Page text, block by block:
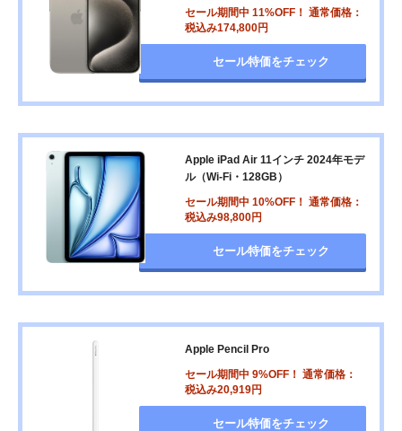
セール期間中 11%OFF！ 通常価格：
税込み174,800円
セール特価をチェック
Apple iPad Air 11インチ 2024年モデ
ル（Wi-Fi・128GB）
セール期間中 10%OFF！ 通常価格：
税込み98,800円
セール特価をチェック
Apple Pencil Pro
セール期間中 9%OFF！ 通常価格：
税込み20,919円
セール特価をチェック